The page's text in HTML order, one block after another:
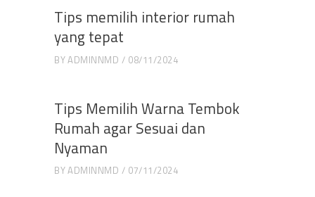
Tips memilih interior rumah
yang tepat
BYADMINNMD 08/11/2024
Tips Memilih Warna Tembok
Rumah agar Sesuai dan
Nyaman
BYADMINNMD 07/11/2024